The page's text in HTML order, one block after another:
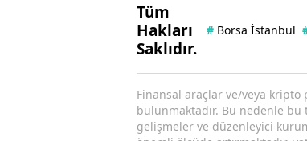
Tüm
Hakları
Saklıdır.
# Borsa İstanbul
Finansal araçlar ve/veya kripto
bulunmaktadır. Bu nedenle
gelişmeler ve düzenleyici